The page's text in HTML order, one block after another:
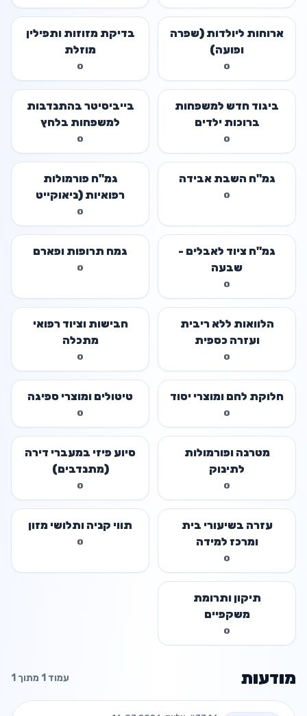
ארוחות ליולדות (שפרה
ופועה)
0
בדיקת מזוזות ותפילין
מוזלת
0
ביגוד חדש למשפחות
ברוכות ילדים
0
בייביסיטר בהתנדבות
למשפחות בלחץ
0
גמ"ח השבת אבידה
0
גמ"ח פורמולות
רפואיות (ניאוקייט
וכד')
0
גמ"ח ציוד לאבלים -
שבעה
0
גמח תרופות ופארם
0
הלוואות ללא ריבית
ועזרה כספית
0
חבישות וציוד רפואי
מתכלה
0
חלוקת לחם ומוצרי יסוד
0
טיטולים ומוצרי ספיגה
0
מטרנה ופורמולות
לתינוק
0
סיוע פיזי במעברי דירה
(מתנדבים)
0
עזרה בשיעורי בית
ומרכז למידה
0
תווי קניה ותלושי מזון
0
תיקון ותרומת
משקפיים
0
מודעות עמוד 1 מתוך 1